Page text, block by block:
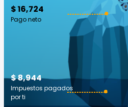
$ 16,724
Pago neto
$ 8,944
Impuestos pagados
por ti